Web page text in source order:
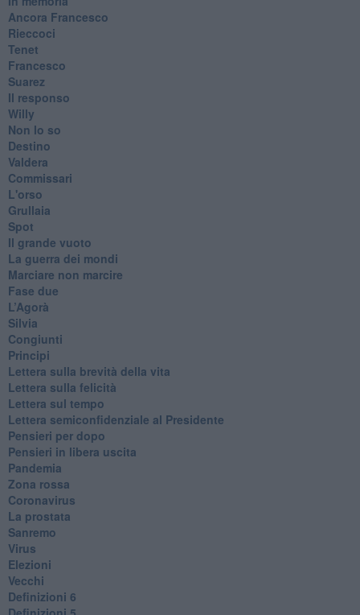
​Ancora Francesco
Rieccoci
Tenet
Francesco
Suarez
​Il responso
Willy
Non lo so
Destino
Valdera
Commissari
L'orso
Grullaia
Spot
​Il grande vuoto
​La guerra dei mondi
Marciare non marcire
Fase due
L’Agorà
Silvia
Congiunti
Principi
​Lettera sulla brevità della vita
​Lettera sulla felicità
​Lettera sul tempo
Lettera semiconfidenziale al Presidente
Pensieri per dopo
​Pensieri in libera uscita
Pandemia
Zona rossa
Coronavirus
La prostata
Sanremo
Virus
Elezioni
Vecchi
Definizioni 6